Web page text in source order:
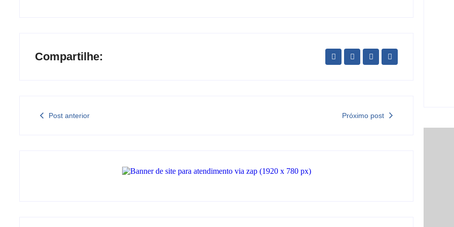
Compartilhe:
Post anterior Próximo post